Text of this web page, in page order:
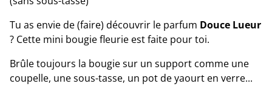
Tu as envie de (faire) découvrir le parfum Douce Lueur
? Cette mini bougie fleurie est faite pour toi.
Brûle toujours la bougie sur un support comme une
coupelle, une sous-tasse, un pot de yaourt en verre...